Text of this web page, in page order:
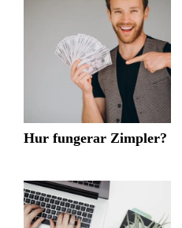
Hur fungerar Zimpler?